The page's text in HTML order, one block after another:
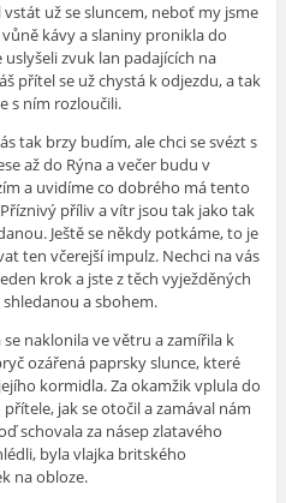
už se sluncem, neboť my jsme
kávy a slaniny pronikla do
zvuk lan padajících na
přítel se už chystá k odjezdu, a tak
s ním rozloučili.
tak brzy budím, ale chci se svézt s
až do Rýna a večer budu v
a uvidíme co dobrého má tento
příliv a vítr jsou tak jako tak
Ještě se někdy potkáme, to je
ten včerejší impulz. Nechci na vás
krok a jste z těch vyježděných
a sbohem.
naklonila ve větru a zamířila k
ozářená paprsky slunce, které
kormidla. Za okamžik vplula do
jak se otočil a zamával nám
schovala za násep zlatavého
byla vlajka britského
na obloze.